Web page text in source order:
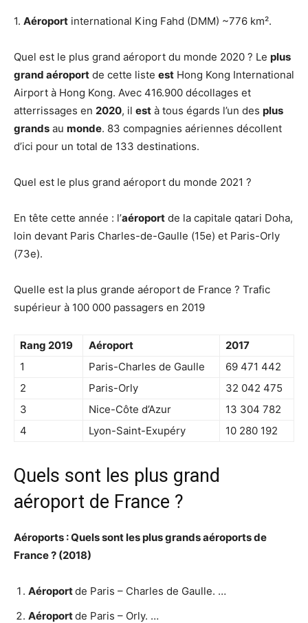
1. Aéroport international King Fahd (DMM) ~776 km².
Quel est le plus grand aéroport du monde 2020 ? Le plus
grand aéroport de cette liste est Hong Kong International
Airport à Hong Kong. Avec 416.900 décollages et
atterrissages en 2020, il est à tous égards l’un des plus
grands au monde. 83 compagnies aériennes décollent
d’ici pour un total de 133 destinations.
Quel est le plus grand aéroport du monde 2021 ?
En tête cette année : l’aéroport de la capitale qatari Doha,
loin devant Paris Charles-de-Gaulle (15e) et Paris-Orly
(73e).
Quelle est la plus grande aéroport de France ? Trafic
supérieur à 100 000 passagers en 2019
Rang 2019 Aéroport
2017
1
Paris-Charles de Gaulle
69 471 442
2
Paris-Orly
32 042 475
3
Nice-Côte d’Azur
13 304 782
4
Lyon-Saint-Exupéry 10 280 192
Quels sont les plus grand
aéroport de France ?
Aéroports :Quels sont les plus grands aéroports de
France? (2018)
Aéroportde Paris – Charles de Gaulle. …
Aéroportde Paris – Orly. …